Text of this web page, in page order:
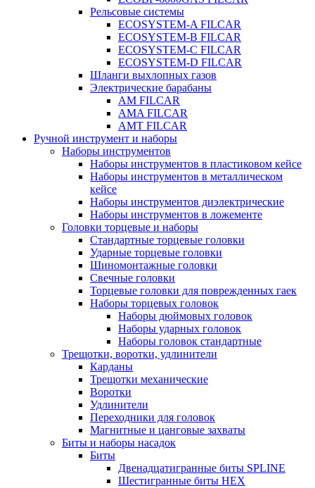
Рельсовые системы
ECOSYSTEM-A FILCAR
ECOSYSTEM-B FILCAR
ECOSYSTEM-C FILCAR
ECOSYSTEM-D FILCAR
Шланги выхлопных газов
Электрические барабаны
AM FILCAR
AMA FILCAR
AMT FILCAR
Ручной инструмент и наборы
Наборы инструментов
Наборы инструментов в пластиковом кейсе
Наборы инструментов в металлическом
кейсе
Наборы инструментов диэлектрические
Наборы инструментов в ложементе
Головки торцевые и наборы
Стандартные торцевые головки
Ударные торцевые головки
Шиномонтажные головки
Свечные головки
Торцевые головки для поврежденных гаек
Наборы торцевых головок
Наборы дюймовых головок
Наборы ударных головок
Наборы головок стандартные
Трещотки, воротки, удлинители
Карданы
Трещотки механические
Воротки
Удлинители
Переходники для головок
Магнитные и цанговые захваты
Биты и наборы насадок
Биты
Двенадцатигранные биты SPLINE
Шестигранные биты HEX